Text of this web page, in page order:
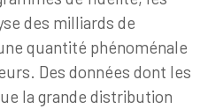
des milliards de
quantité phénoménale
Des données dont les
la grande distribution